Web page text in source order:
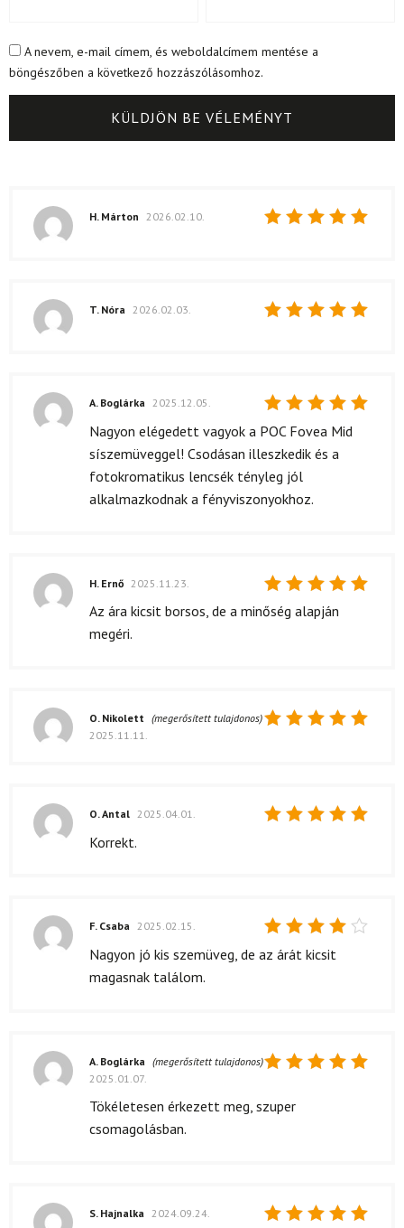
A nevem, e-mail címem, és weboldalcímem mentése a
böngészőben a következő hozzászólásomhoz.
H. Márton 2026.02.10.
T. Nóra 2026.02.03.
Értékelés:
A. Boglárka 2025.12.05.
Nagyon elégedett vagyok a POC Fovea Mid
síszemüveggel! Csodásan illeszkedik és a
fotokromatikus lencsék tényleg jól
alkalmazkodnak a fényviszonyokhoz.
Értékelés:
/ 5
H. Ernő 2025.11.23.
Az ára kicsit borsos, de a minőség alapján
megéri.
O. Nikolett (megerősített tulajdonos)
2025.11.11.
O. Antal 2025.04.01.
Korrekt.
Értékelés:
F. Csaba 2025.02.15.
Nagyon jó kis szemüveg, de az árát kicsit
magasnak találom.
5/ 5
A. Boglárka (megerősített tulajdonos)
2025.01.07.
Tökéletesen érkezett meg, szuper
csomagolásban.
S. Hajnalka 2024.09.24.